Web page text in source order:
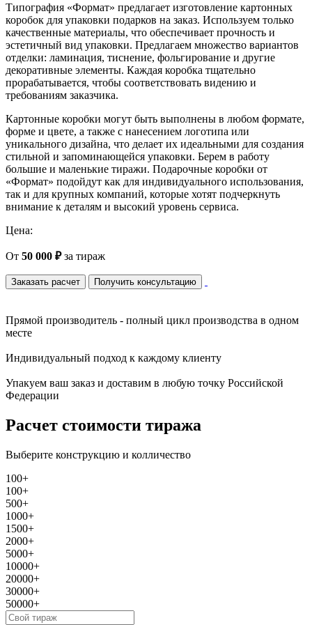
Типография «Формат» предлагает изготовление картонных
коробок для упаковки подарков на заказ. Используем только
качественные материалы, что обеспечивает прочность и
эстетичный вид упаковки. Предлагаем множество вариантов
отделки: ламинация, тиснение, фольгирование и другие
декоративные элементы. Каждая коробка тщательно
прорабатывается, чтобы соответствовать видению и
требованиям заказчика.
Картонные коробки могут быть выполнены в любом формате,
форме и цвете, а также с нанесением логотипа или
уникального дизайна, что делает их идеальными для создания
стильной и запоминающейся упаковки. Берем в работу
большие и маленькие тиражи. Подарочные коробки от
«Формат» подойдут как для индивидуального использования,
так и для крупных компаний, которые хотят подчеркнуть
внимание к деталям и высокий уровень сервиса.
Цена:
От 50 000 ₽за тираж
Заказать расчет Получить консультацию
Прямой производитель - полный цикл производства в одном
месте
Индивидуальный подход к каждому клиенту
Упакуем ваш заказ и доставим в любую точку Российской
Федерации
Расчет стоимости тиража
Выберите конструкцию и колличество
100+
100+
500+
1000+
1500+
2000+
5000+
10000+
20000+
30000+
50000+